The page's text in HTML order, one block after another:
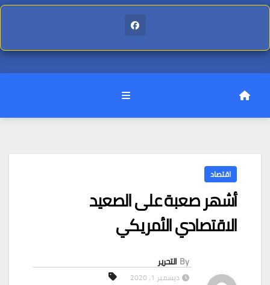
اقتصاد
أشهر صعبة على الصعيد
الاقتصادي الأمريكي
By التحرير
ديسمبر 1, 2020